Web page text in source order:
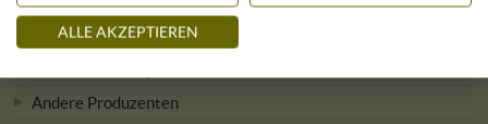
Winzer von A bis Z
Andere Produzenten
ALLE AKZEPTIEREN